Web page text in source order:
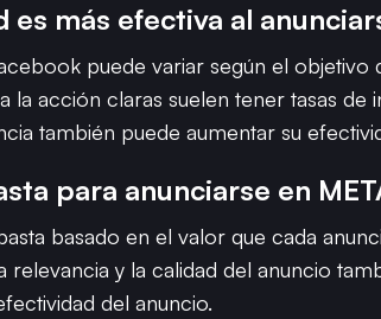
más efectiva al
puede variar según el
la acción claras suelen tener tasas
también puede aumentar su
para anunciarse en
basado en el valor que cada
y la calidad del anuncio
del anuncio.